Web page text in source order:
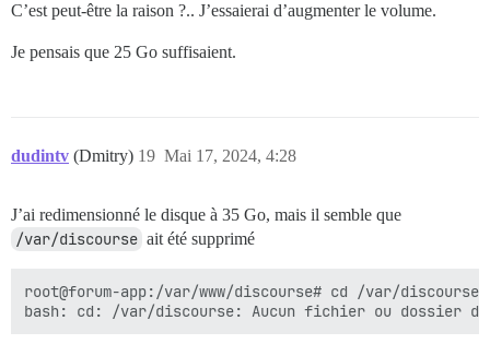
C’est peut-être la raison ?.. J’essaierai d’augmenter le volume.
Je pensais que 25 Go suffisaient.
dudintv (Dmitry) Mai 17, 2024, 4:28
19
J’ai redimensionné le disque à 35 Go, mais il semble que
/var/discourse ait été supprimé
root@forum-app:/var/www/discourse# cd /var/discourse